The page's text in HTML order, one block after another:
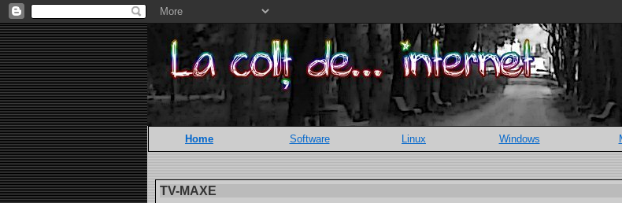
Home Software Linux Windows
TV-MAXE